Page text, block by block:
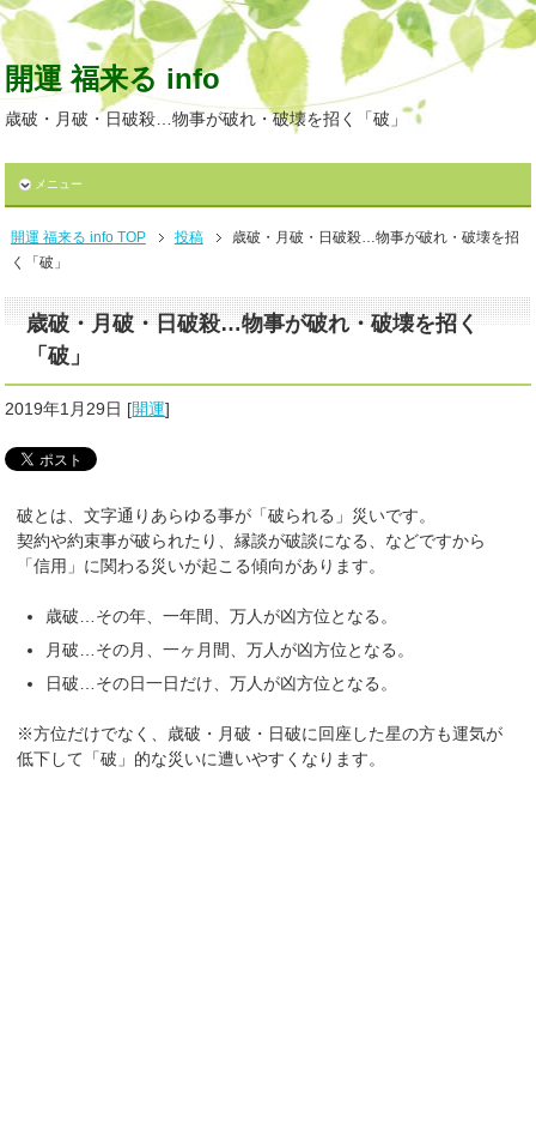
開運 福来る info
歳破・月破・日破殺…物事が破れ・破壊を招く「破」
メニュー
開運 福来る info TOP 投稿
歳破・月破・日破殺…物事が破れ・破壊を招
く「破」
歳破・月破・日破殺…物事が破れ・破壊を招く
「破」
2019年1月29日 [開運]
破とは、文字通りあらゆる事が「破られる」災いです。
契約や約束事が破られたり、縁談が破談になる、などですから
「信用」に関わる災いが起こる傾向があります。
歳破…その年、一年間、万人が凶方位となる。
月破…その月、一ヶ月間、万人が凶方位となる。
日破…その日一日だけ、万人が凶方位となる。
※方位だけでなく、歳破・月破・日破に回座した星の方も運気が
低下して「破」的な災いに遭いやすくなります。